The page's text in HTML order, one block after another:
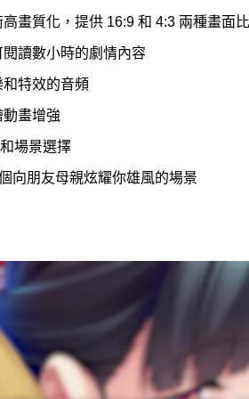
高畫質化，提供 16:9 和 4:3 兩種畫面
閱讀數小時的劇情內容
和特效的音頻
動畫增強
場景選擇
向朋友母親炫耀你雄風的場景